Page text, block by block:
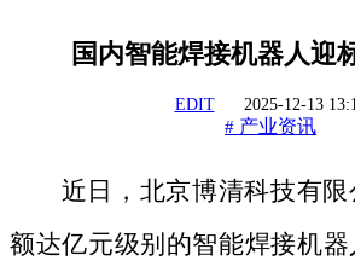
国内智能焊接机器人迎
EDIT 2025-12-13
# 产业资讯
近日，北京博清科技有
额达亿元级别的智能焊接机